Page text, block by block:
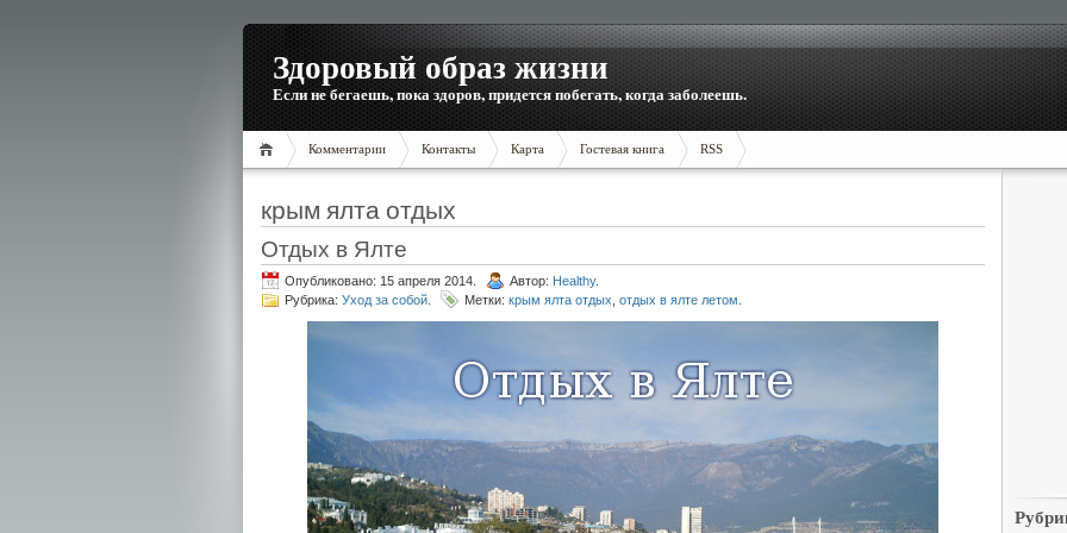
Здоровый образ жизни
Если не бегаешь, пока здоров, придется побегать, когда заболеешь.
Комментарии Контакты Карта Гостевая книга RSS
крым ялта отдых
Отдых в Ялте
Опубликовано: 15 апреля 2014. Автор: Healthy.
Рубрика: Уход за собой Метки: крым ялта отдых отдых в ялте летом